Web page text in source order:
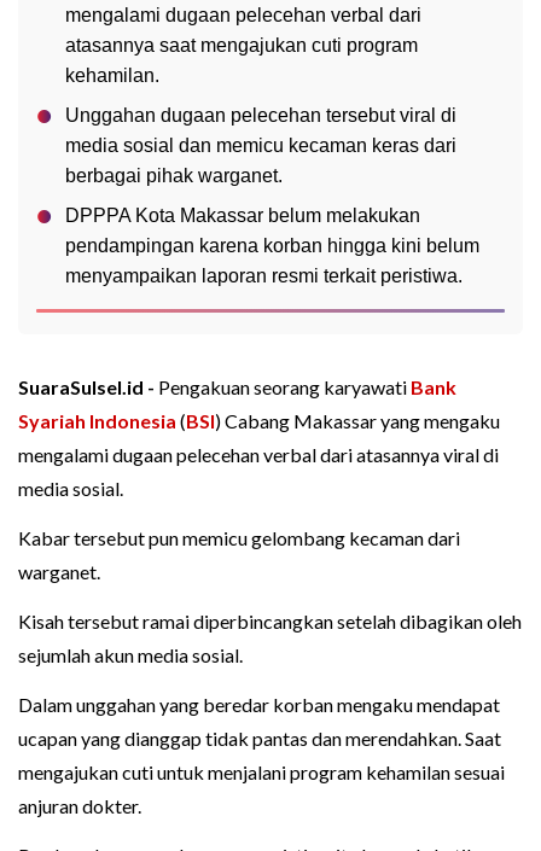
mengalami dugaan pelecehan verbal dari
atasannya saat mengajukan cuti program
kehamilan.
Unggahan dugaan pelecehan tersebut viral di
media sosial dan memicu kecaman keras dari
berbagai pihak warganet.
DPPPA Kota Makassar belum melakukan
pendampingan karena korban hingga kini belum
menyampaikan laporan resmi terkait peristiwa.
SuaraSulsel.id - Pengakuan seorang karyawati Bank
Syariah Indonesia (BSI) Cabang Makassar yang mengaku
mengalami dugaan pelecehan verbal dari atasannya viral di
media sosial.
Kabar tersebut pun memicu gelombang kecaman dari
warganet.
Kisah tersebut ramai diperbincangkan setelah dibagikan oleh
sejumlah akun media sosial.
Dalam unggahan yang beredar korban mengaku mendapat
ucapan yang dianggap tidak pantas dan merendahkan. Saat
mengajukan cuti untuk menjalani program kehamilan sesuai
anjuran dokter.